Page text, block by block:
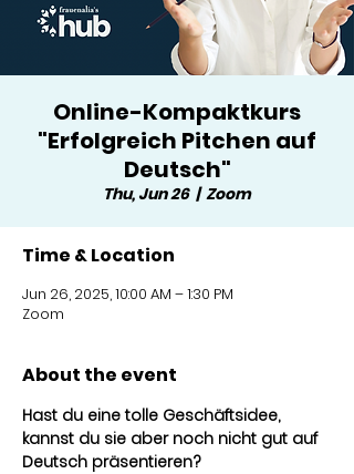
Online-Kompaktkurs
"Erfolgreich Pitchen auf
Deutsch"
Thu, Jun 26
  |
Zoom
Time & Location
Jun 26, 2025, 10:00 AM – 1:30 PM
Zoom
About the event
Hast du eine tolle Geschäftsidee,
kannst du sie aber noch nicht gut auf
Deutsch präsentieren?